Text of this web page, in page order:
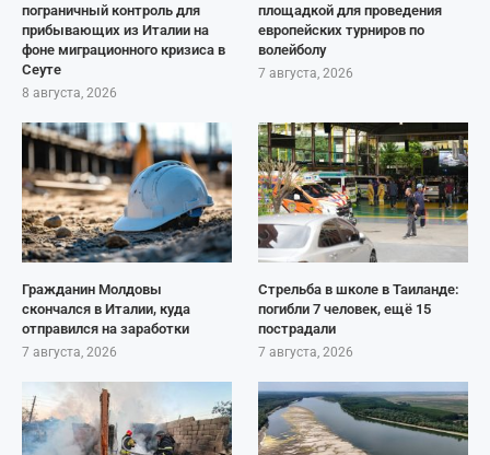
пограничный контроль для
прибывающих из Италии на
фоне миграционного кризиса в
Сеуте
8 августа, 2026
площадкой для проведения
европейских турниров по
волейболу
7 августа, 2026
Гражданин Молдовы
скончался в Италии, куда
отправился на заработки
7 августа, 2026
Стрельба в школе в Таиланде:
погибли 7 человек, ещё 15
пострадали
7 августа, 2026